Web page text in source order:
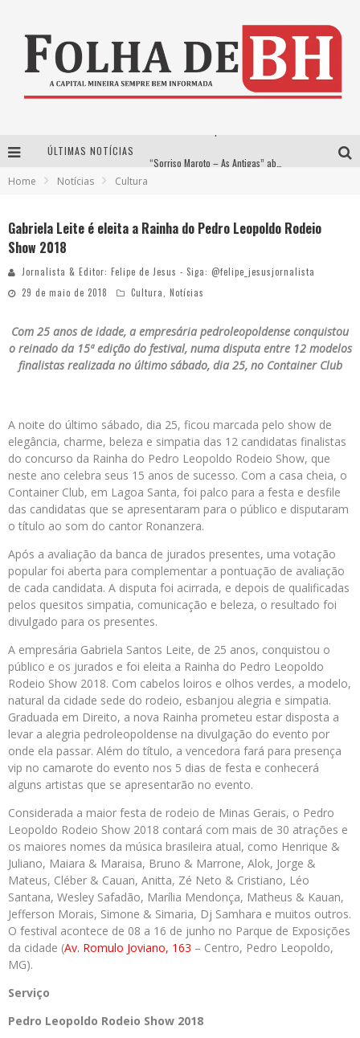
ÚLTIMAS NOTÍCIAS
Home Notícias Cultura
Gabriela Leite é eleita a Rainha do Pedro Leopoldo Rodeio
Show 2018
Jornalista & Editor: Felipe de Jesus - Siga: @felipe_jesusjornalista
29 de maio de 2018
Cultura Notícias
Com 25 anos de idade, a empresária pedroleopoldense conquistou
o reinado da 15ª edição do festival, numa disputa entre 12 modelos
finalistas realizada no último sábado, dia 25, no Container Club
A noite do último sábado, dia 25, ficou marcada pelo show de
elegância, charme, beleza e simpatia das 12 candidatas finalistas
do concurso da Rainha do Pedro Leopoldo Rodeio Show, que
neste ano celebra seus 15 anos de sucesso. Com a casa cheia, o
Container Club, em Lagoa Santa, foi palco para a festa e desfile
das candidatas que se apresentaram para o público e disputaram
o título ao som do cantor Ronanzera.
Após a avaliação da banca de jurados presentes, uma votação
popular foi aberta para complementar a pontuação de avaliação
de cada candidata. A disputa foi acirrada, e depois de qualificadas
pelos quesitos simpatia, comunicação e beleza, o resultado foi
divulgado para os presentes.
A empresária Gabriela Santos Leite, de 25 anos, conquistou o
público e os jurados e foi eleita a Rainha do Pedro Leopoldo
Rodeio Show 2018. Com cabelos loiros e olhos verdes, a modelo,
natural da cidade sede do rodeio, esbanjou alegria e simpatia.
Graduada em Direito, a nova Rainha prometeu estar disposta a
levar a alegria pedroleopoldense na divulgação do evento por
onde ela passar. Além do título, a vencedora fará para presença
vip no camarote do evento nos 5 dias de festa e conhecerá
alguns artistas que se apresentarão no evento.
Considerada a maior festa de rodeio de Minas Gerais, o Pedro
Leopoldo Rodeio Show 2018 contará com mais de 30 atrações e
os maiores nomes da música brasileira atual, como Henrique &
Juliano, Maiara & Maraisa, Bruno & Marrone, Alok, Jorge &
Mateus, Cléber & Cauan, Anitta, Zé Neto & Cristiano, Léo
Santana, Wesley Safadão, Marília Mendonça, Matheus & Kauan,
Jefferson Morais, Simone & Simaria, Dj Samhara e muitos outros.
O festival acontece de 08 a 16 de junho no Parque de Exposições
da cidade (Av. Romulo Joviano, 163 – Centro, Pedro Leopoldo,
MG).
Serviço
Pedro Leopoldo Rodeio Show 2018